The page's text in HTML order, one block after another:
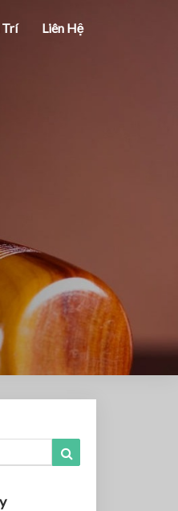
Trí Liên Hệ